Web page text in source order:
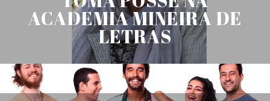
ACADEMIA MINEIRA DE
LETRAS